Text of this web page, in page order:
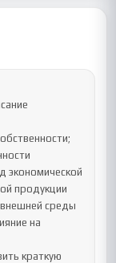
экономической
продукции
среды
на
краткую